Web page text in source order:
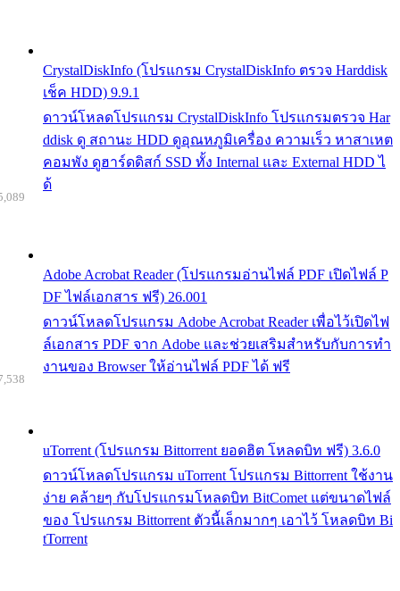
CrystalDiskInfo (โปรแกรม CrystalDiskInfo ตรวจ Harddisk
เช็ค HDD) 9.9.1
ดาวน์โหลดโปรแกรม CrystalDiskInfo โปรแกรมตรวจ Har
ddisk ดู สถานะ HDD ดูอุณหภูมิเครื่อง ความเร็ว หาสาเหต
คอมพัง ดูฮาร์ดดิสก์ SSD ทั้ง Internal และ External HDD ไ
ด้
Adobe Acrobat Reader (โปรแกรมอ่านไฟล์ PDF เปิดไฟล์ P
DF ไฟล์เอกสาร ฟรี) 26.001
ดาวน์โหลดโปรแกรม Adobe Acrobat Reader เพื่อไว้เปิดไฟ
ล์เอกสาร PDF จาก Adobe และช่วยเสริมสำหรับกับการทำ
งานของ Browser ให้อ่านไฟล์ PDF ได้ ฟรี
uTorrent (โปรแกรม Bittorrent ยอดฮิต โหลดบิท ฟรี) 3.6.0
ดาวน์โหลดโปรแกรม uTorrent โปรแกรม Bittorrent ใช้งาน
ง่าย คล้ายๆ กับโปรแกรมโหลดบิท BitComet แต่ขนาดไฟล์
ของ โปรแกรม Bittorrent ตัวนี้เล็กมากๆ เอาไว้ โหลดบิท Bi
tTorrent